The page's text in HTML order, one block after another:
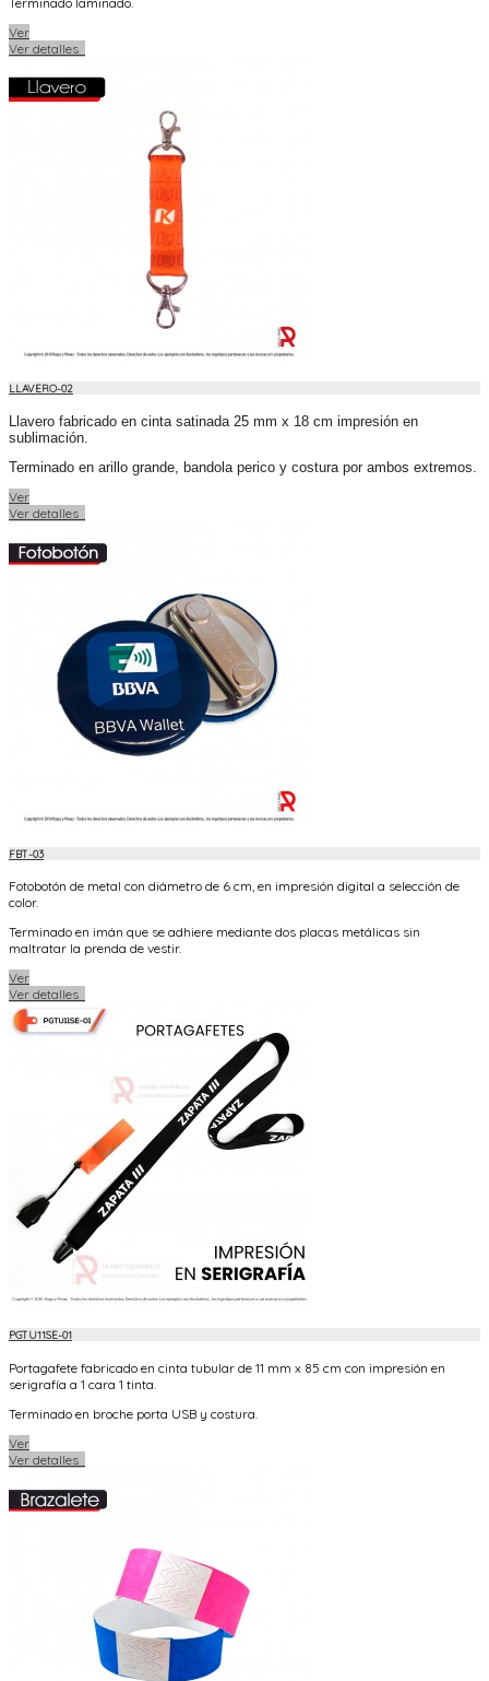
Ver
Ver detalles
LLAVERO-02
Llavero fabricado en cinta satinada 25 mm x 18 cm impresión en
sublimación.
Terminado en arillo grande, bandola perico y costura por ambos extremos.
Ver
Ver detalles
FBT-03
Fotobotón de metal con diámetro de 6 cm, en impresión digital a selección de
color.
Terminado en imán que se adhiere mediante dos placas metálicas sin
maltratar la prenda de vestir.
Ver
Ver detalles
PGTU11SE-01
Portagafete fabricado en cinta tubular de 11 mm x 85 cm con impresión en
serigrafía a 1 cara 1 tinta.
Terminado en broche porta USB y costura.
Ver
Ver detalles